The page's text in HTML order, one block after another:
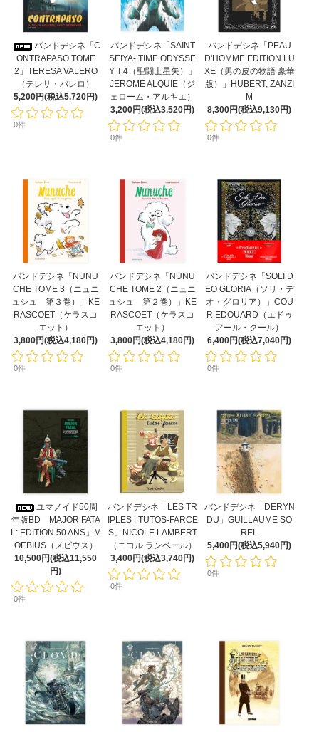
バンドデシネ「C
ONTRAPASO TOME
2」TERESA VALERO
（テレサ・バレロ）
5,200円(税込5,720円)
0件
バンドデシネ「SAINT
SEIYA- TIME ODYSSE
Y T.4（聖闘士星矢）」
JEROME ALQUIE（ジ
ェローム・アルキエ）
3,200円(税込3,520円)
0件
バンドデシネ「PEAU
D'HOMME EDITION LU
XE（男の皮の物語 豪華
版）」HUBERT, ZANZI
M
8,300円(税込9,130円)
0件
バンドデシネ「NUNU
CHE TOME 3（ニュニ
ュシュ 第３巻）」KE
RASCOET（ケラスコ
エット）
3,800円(税込4,180円)
0件
バンドデシネ「NUNU
CHE TOME 2（ニュニ
ュシュ 第２巻）」KE
RASCOET（ケラスコ
エット）
3,800円(税込4,180円)
0件
バンドデシネ「SOLI D
EO GLORIA（ソリ・デ
オ・グロリア）」COU
R EDOUARD（エドゥ
アール・クール）
6,400円(税込7,040円)
0件
ユマノイド50周
年版BD「MAJOR FATA
L: EDITION 50 ANS」M
OEBIUS（メビウス）
10,500円(税込11,550
円)
0件
バンドデシネ「LES TR
IPLES : TUTOS-FARCE
S」NICOLE LAMBERT
（ニコル ランベール）
3,400円(税込3,740円)
0件
バンドデシネ「DERYN
DU」GUILLAUME SO
REL
5,400円(税込5,940円)
0件